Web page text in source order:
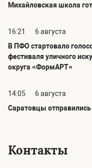
Михайловская школа
16:21
6 августа
В ПФО стартовало
фестиваля уличного
округа «ФормАРТ»
14:05
6 августа
Саратовцы
Контакты